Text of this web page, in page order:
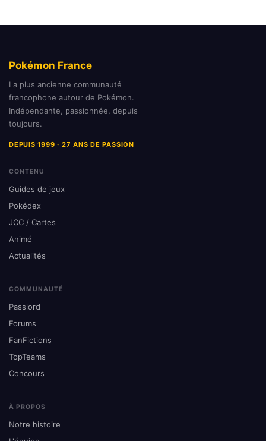
Pokémon France
La plus ancienne communauté
francophone autour de Pokémon.
Indépendante, passionnée, depuis
toujours.
DEPUIS 1999 · 27 ANS DE PASSION
CONTENU
Guides de jeux
Pokédex
JCC / Cartes
Animé
Actualités
COMMUNAUTÉ
Passlord
Forums
FanFictions
TopTeams
Concours
À PROPOS
Notre histoire